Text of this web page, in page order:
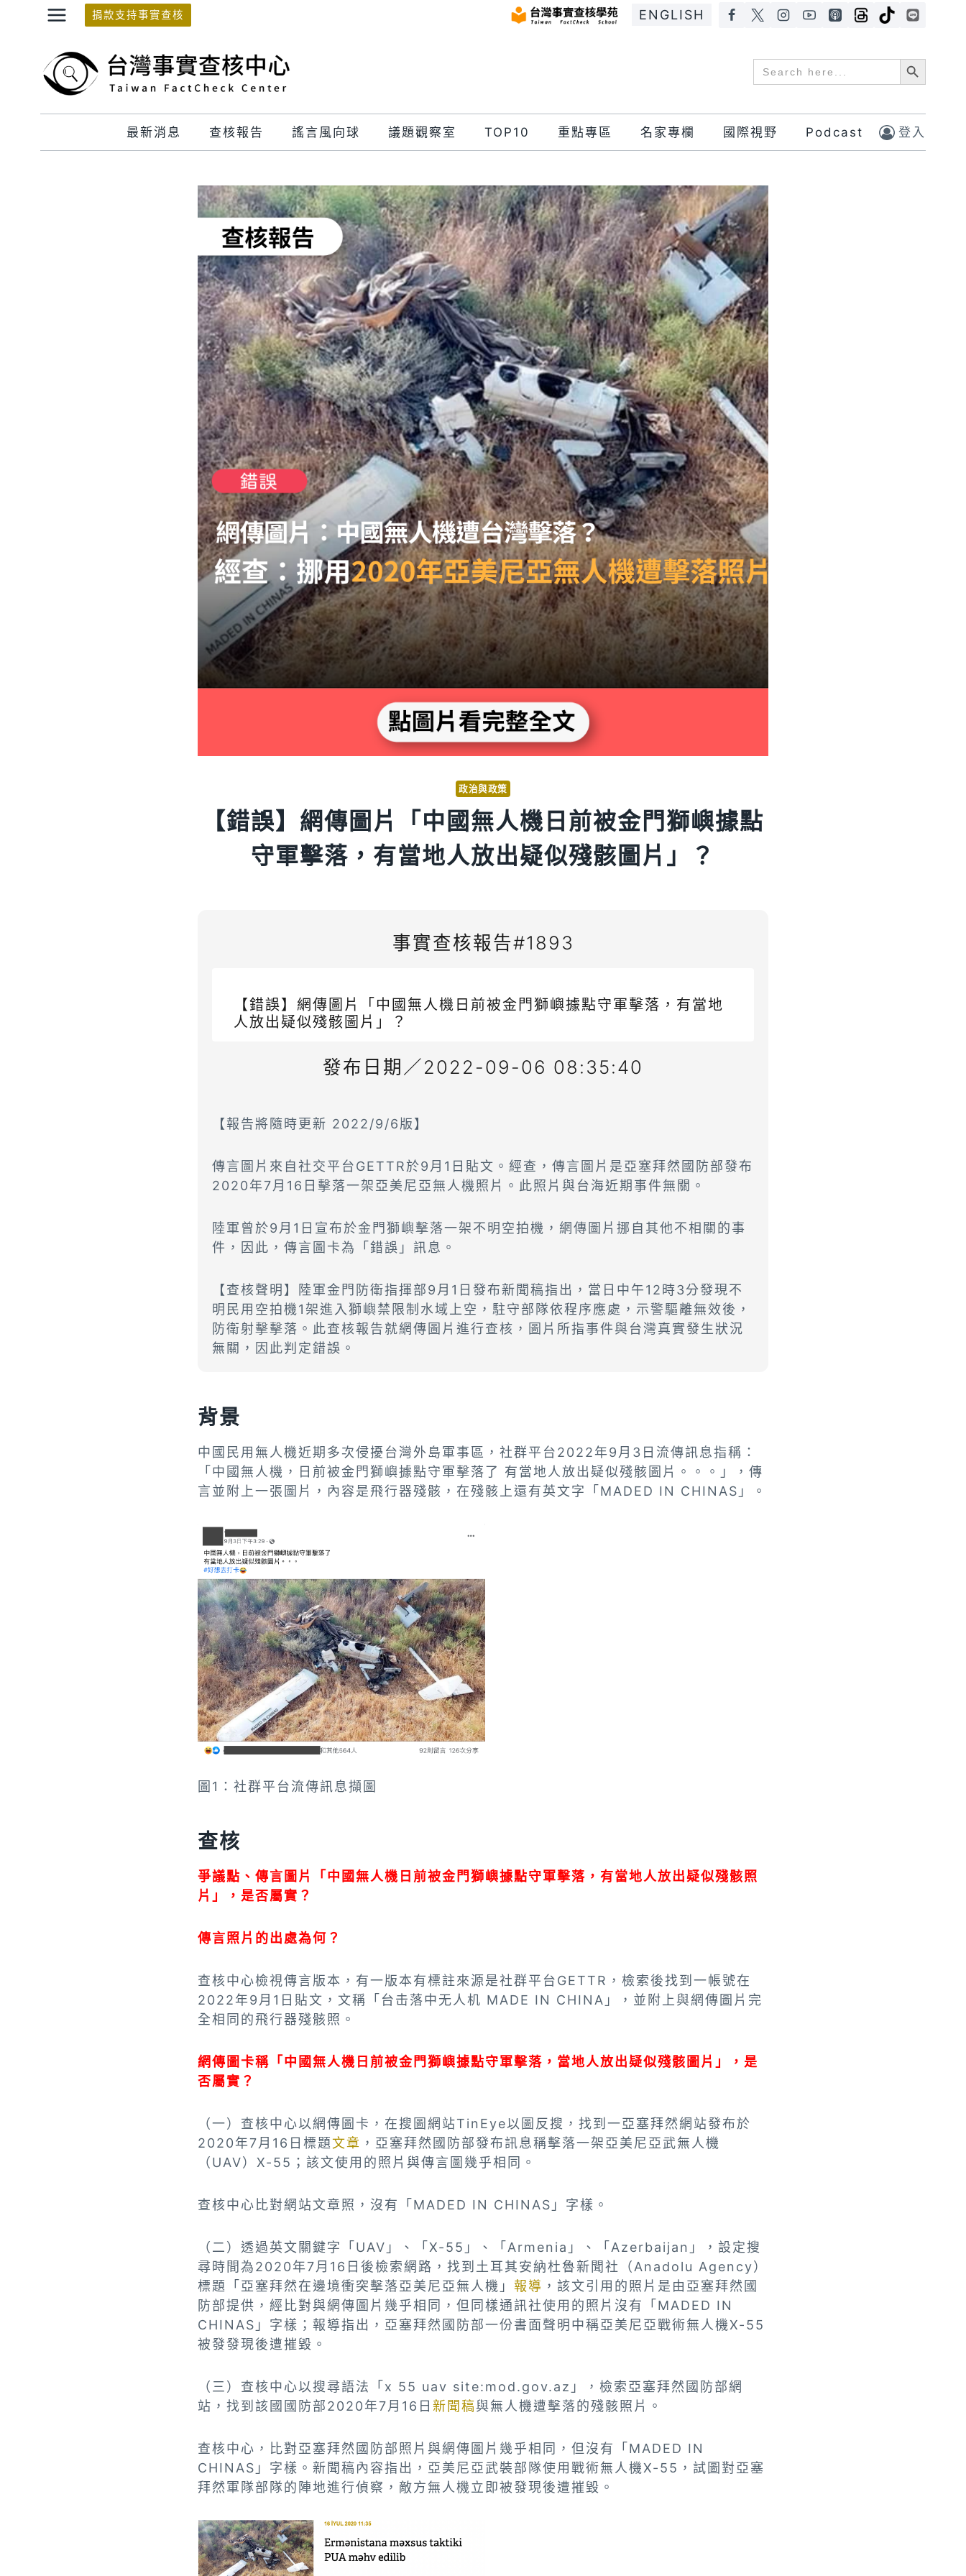
捐款支持事實查核 ENGLISH
Search
for:
Search Button
最新消息 查核報告 謠言風向球 議題觀察室 TOP10 重點專區 名家專欄 國際視野 Podcast 登入
政治與政策
【錯誤】網傳圖片「中國無人機日前被金門獅嶼據點
守軍擊落，有當地人放出疑似殘骸圖片」？
事實查核報告#1893
【錯誤】網傳圖片「中國無人機日前被金門獅嶼據點守軍擊落，有當地
人放出疑似殘骸圖片」？
發布日期／2022-09-06 08:35:40
【報告將隨時更新 2022/9/6版】
傳言圖片來自社交平台GETTR於9月1日貼文。經查，傳言圖片是亞塞拜然國防部發布
2020年7月16日擊落一架亞美尼亞無人機照片。此照片與台海近期事件無關。
陸軍曾於9月1日宣布於金門獅嶼擊落一架不明空拍機，網傳圖片挪自其他不相關的事
件，因此，傳言圖卡為「錯誤」訊息。
【查核聲明】陸軍金門防衛指揮部9月1日發布新聞稿指出，當日中午12時3分發現不
明民用空拍機1架進入獅嶼禁限制水域上空，駐守部隊依程序應處，示警驅離無效後，
防衛射擊擊落。此查核報告就網傳圖片進行查核，圖片所指事件與台灣真實發生狀況
無關，因此判定錯誤。
背景
中國民用無人機近期多次侵擾台灣外島軍事區，社群平台2022年9月3日 流傳訊息指稱：
「 中國無人機，日前被金門獅嶼據點守軍擊落了 有當地人放出疑似殘骸圖片。。。
」，傳
言並附上一張圖片，內容是飛行器殘骸，在殘骸上還有英文字「MADED IN CHINAS」。
圖1：社群平台流傳訊息擷圖
查核
爭議點、傳言圖片「中國無人機日前被金門獅嶼據點守軍擊落，有當地人放出疑似殘骸照
片」，是否屬實？
傳言照片的出處為何？
查核中心檢視傳言版本， 有一版本有標註來源是社群平台GETTR，檢索後找到一帳號在
2022年9月1日貼文，文稱「台击落中无人机 MADE IN CHINA」，並附上與網傳圖片完
全相同的飛行器殘骸照。
網傳圖卡稱「中國無人機日前被金門獅嶼據點守軍擊落，當地人放出疑似殘骸圖片」，是
否屬實？
（一）查核中心以網傳圖卡，在搜圖網站TinEye以圖 反搜 ，找到一亞塞拜然網站發布於
2020年7月16日標題文章 ，亞塞拜然國防部發布訊息稱擊落一架亞美尼亞武無人機
（UAV）X-55；該文使用的照片與傳言圖幾乎相同。
查核中心比對網站文章照，沒有「MADED IN CHINAS」字樣。
（二）透過英文關鍵字「UAV」、「X-55」、「Armenia」、「Azerbaijan」，設定搜
尋時間為2020年7月16日後檢索網路，找到土耳其安納杜魯新聞社（Anadolu Agency）
標題「亞塞拜然在邊境衝突擊落亞美尼亞無人機」 報導 ，該文引用的照片是由亞塞拜然國
防部提供，經比對與網傳圖片幾乎相同，但同樣通訊社使用的照片沒有「MADED IN
CHINAS」字樣；報導指出，亞塞拜然國防部一份書面聲明中稱亞美尼亞戰術無人機X-55
被發發現後遭摧毀。
（三）查核中心以搜尋語法「x 55 uav site:mod.gov.az」，檢索亞塞拜然國防部網
站，找到該國國防部2020年7月16日 新聞稿與無人機遭擊落的殘骸照片。
查核中心，比對亞塞拜然國防部照片與網傳圖片幾乎相同，但沒有「MADED IN
CHINAS」字樣。新聞稿內容指出，亞美尼亞武裝部隊使用戰術無人機X-55，試圖對亞塞
拜然軍隊部隊的陣地進行偵察，敵方無人機立即被發現後遭摧毀。